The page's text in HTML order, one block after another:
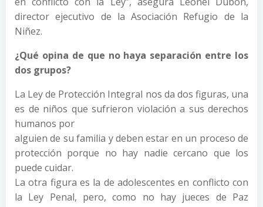
director ejecutivo de la Asociación Refugio de la
Niñez.
¿Qué opina de que no haya separación entre los
dos grupos?
La Ley de Protección Integral nos da dos figuras, una
es de niños que sufrieron violación a sus derechos
humanos por
alguien de su familia y deben estar en un proceso de
protección porque no hay nadie cercano que los
puede cuidar.
La otra figura es la de adolescentes en conflicto con
la Ley Penal, pero, como no hay jueces de Paz